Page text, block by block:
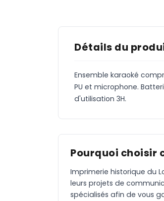
Détails du
Ensemble karaoké
PU et microphone.
d'utilisation 3H.
Pourquoi choisir
Imprimerie historique du
leurs projets de
spécialisés afin de vous